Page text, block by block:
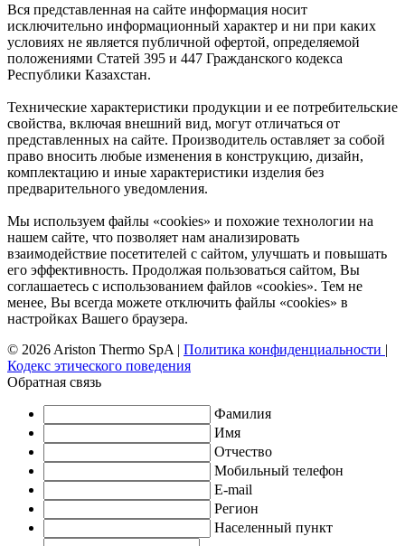
Вся представленная на сайте информация носит
исключительно информационный характер и ни при каких
условиях не является публичной офертой, определяемой
положениями Статей 395 и 447 Гражданского кодекса
Республики Казахстан.
Технические характеристики продукции и ее потребительские
свойства, включая внешний вид, могут отличаться от
представленных на сайте. Производитель оставляет за собой
право вносить любые изменения в конструкцию, дизайн,
комплектацию и иные характеристики изделия без
предварительного уведомления.
Мы используем файлы «cookies» и похожие технологии на
нашем сайте, что позволяет нам анализировать
взаимодействие посетителей с сайтом, улучшать и повышать
его эффективность. Продолжая пользоваться сайтом, Вы
соглашаетесь с использованием файлов «cookies». Тем не
менее, Вы всегда можете отключить файлы «cookies» в
настройках Вашего браузера.
© 2026 Ariston Thermo SpA | Политика конфиденциальности |
Кодекс этического поведения
Обратная связь
Фамилия
Имя
Отчество
Мобильный телефон
E-mail
Регион
Населенный пункт